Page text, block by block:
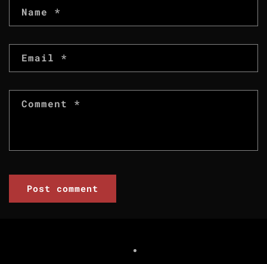
Name *
Email *
Comment *